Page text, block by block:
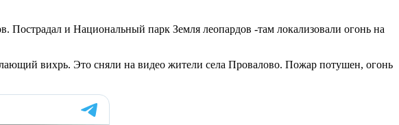
Пострадал и Национальный парк Земля леопардов -там локализовали огонь на
вихрь. Это сняли на видео жители села Провалово. Пожар потушен, огонь